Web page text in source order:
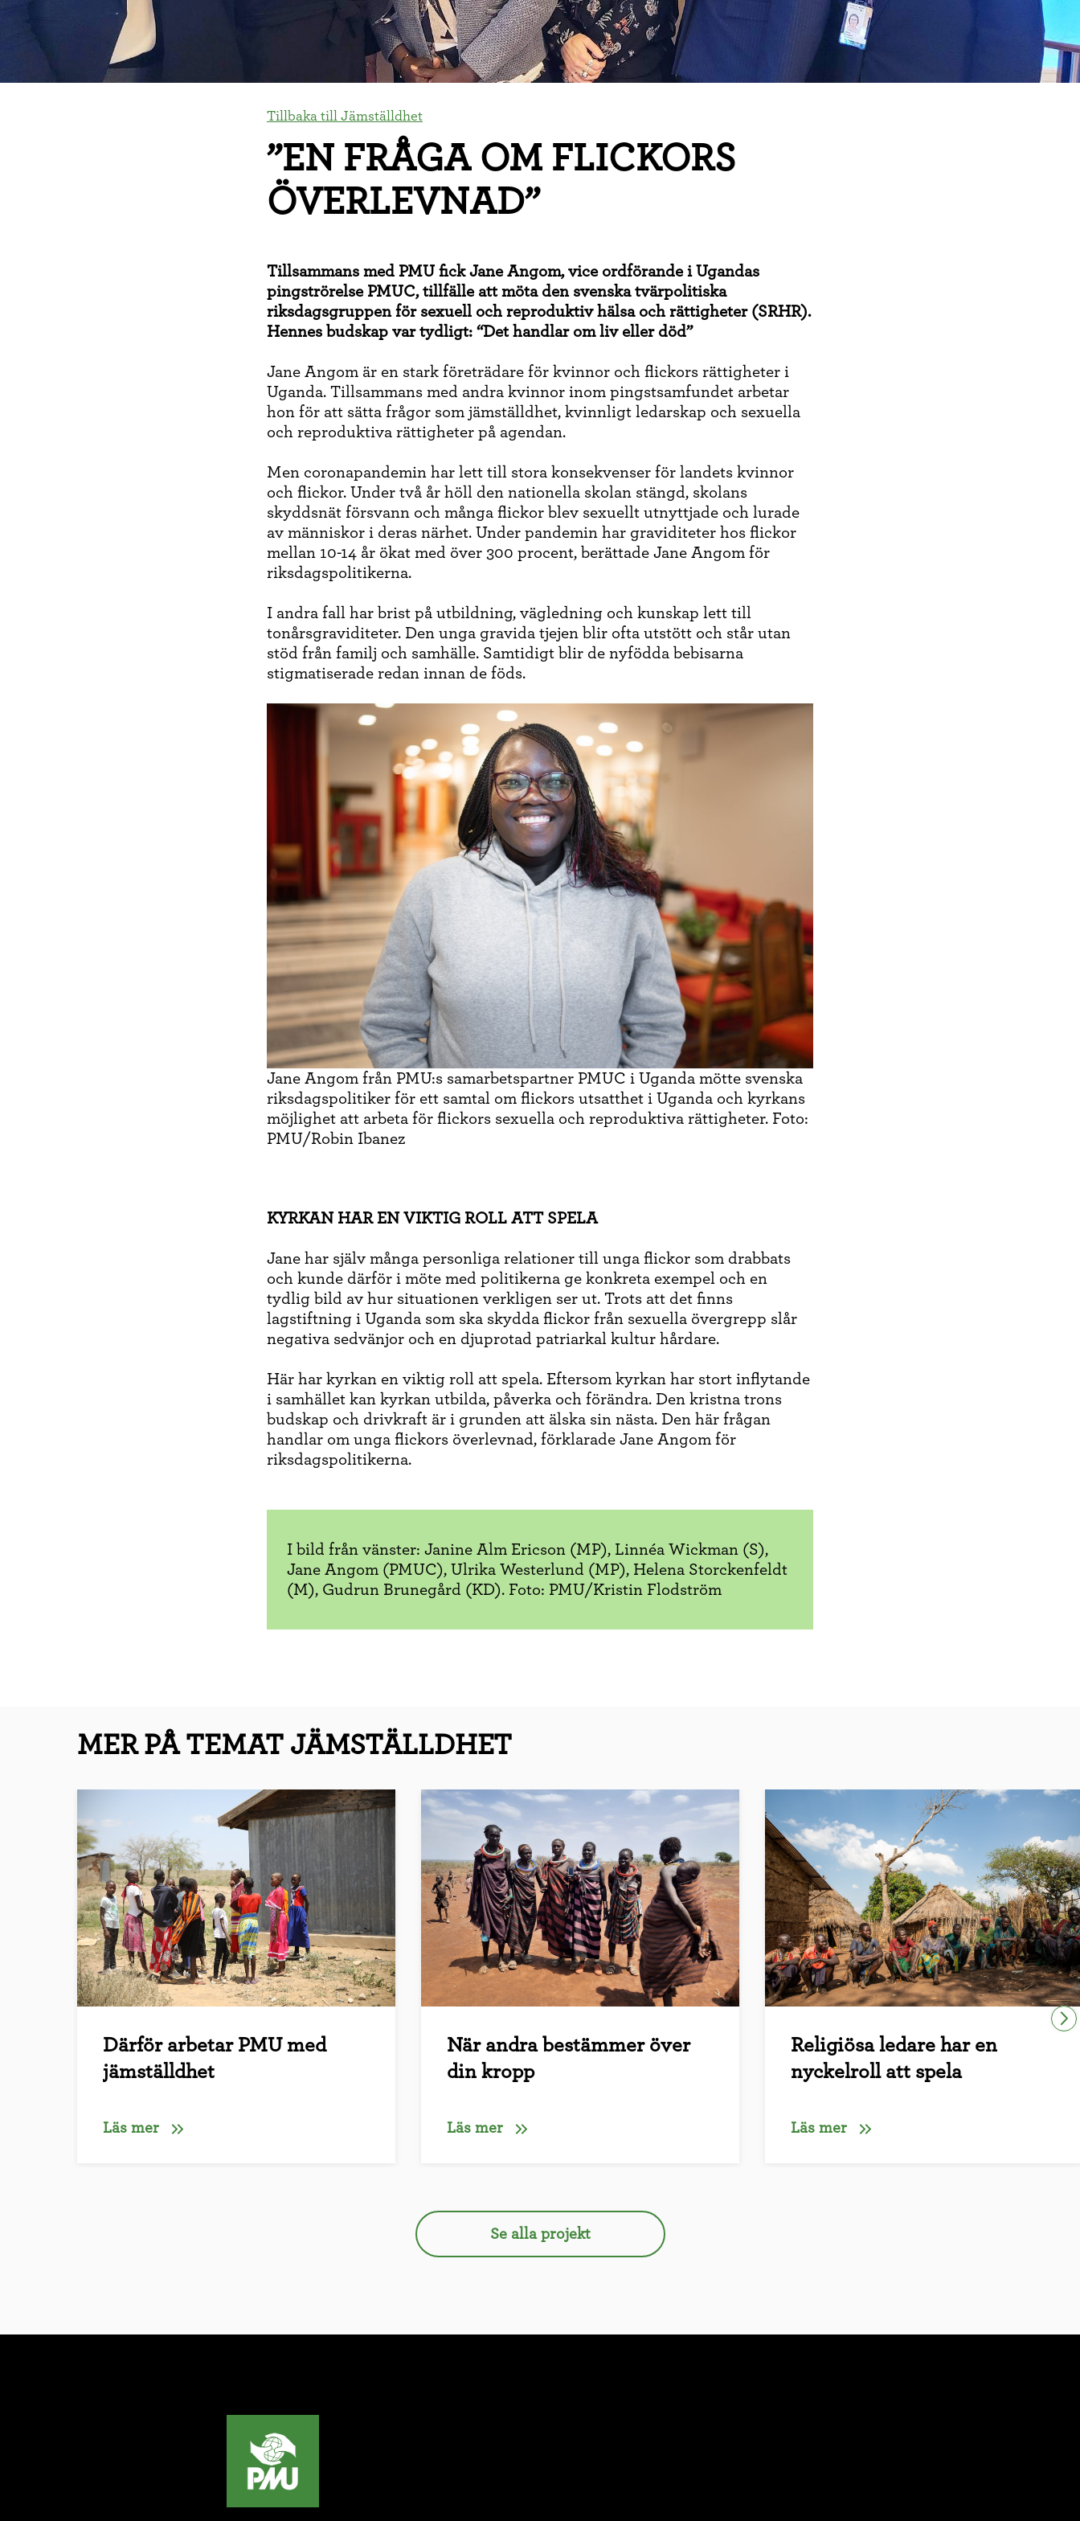
Tillbaka till Jämställdhet
”EN FRÅGA OM FLICKORS
ÖVERLEVNAD”
Tillsammans med PMU fick Jane Angom, vice ordförande i Ugandas
pingströrelse PMUC, tillfälle att möta den svenska tvärpolitiska
riksdagsgruppen för sexuell och reproduktiv hälsa och rättigheter (SRHR).
Hennes budskap var tydligt: “Det handlar om liv eller död”
Jane Angom är en stark företrädare för kvinnor och flickors rättigheter i
Uganda. Tillsammans med andra kvinnor inom pingstsamfundet arbetar
hon för att sätta frågor som jämställdhet, kvinnligt ledarskap och sexuella
och reproduktiva rättigheter på agendan.
Men coronapandemin har lett till stora konsekvenser för landets kvinnor
och flickor. Under två år höll den nationella skolan stängd, skolans
skyddsnät försvann och många flickor blev sexuellt utnyttjade och lurade
av människor i deras närhet. Under pandemin har graviditeter hos flickor
mellan 10-14 år ökat med över 300 procent, berättade Jane Angom för
riksdagspolitikerna.
I andra fall har brist på utbildning, vägledning och kunskap lett till
tonårsgraviditeter. Den unga gravida tjejen blir ofta utstött och står utan
stöd från familj och samhälle. Samtidigt blir de nyfödda bebisarna
stigmatiserade redan innan de föds.
Jane Angom från PMU:s samarbetspartner PMUC i Uganda mötte svenska
riksdagspolitiker för ett samtal om flickors utsatthet i Uganda och kyrkans
möjlighet att arbeta för flickors sexuella och reproduktiva rättigheter. Foto:
PMU/Robin Ibanez
KYRKAN HAR EN VIKTIG ROLL ATT SPELA
Jane har själv många personliga relationer till unga flickor som drabbats
och kunde därför i möte med politikerna ge konkreta exempel och en
tydlig bild av hur situationen verkligen ser ut. Trots att det finns
lagstiftning i Uganda som ska skydda flickor från sexuella övergrepp slår
negativa sedvänjor och en djuprotad patriarkal kultur hårdare.
Här har kyrkan en viktig roll att spela. Eftersom kyrkan har stort inflytande
i samhället kan kyrkan utbilda, påverka och förändra. Den kristna trons
budskap och drivkraft är i grunden att älska sin nästa. Den här frågan
handlar om unga flickors överlevnad, förklarade Jane Angom för
riksdagspolitikerna.
I bild från vänster: Janine Alm Ericson (MP), Linnéa Wickman (S),
Jane Angom (PMUC), Ulrika Westerlund (MP), Helena Storckenfeldt
(M), Gudrun Brunegård (KD). Foto: PMU/Kristin Flodström
MER PÅ TEMAT JÄMSTÄLLDHET
Därför arbetar PMU med
jämställdhet
Läs mer
När andra bestämmer över
din kropp
Läs mer
Religiösa ledare har en
nyckelroll att spela
Läs mer
Se alla projekt